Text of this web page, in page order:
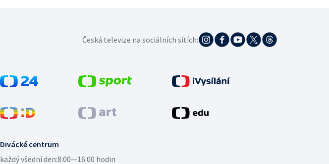
Divácké centrum
každý všední den:8:00—16:00 hodin
Česká televize na sociálních sítích: